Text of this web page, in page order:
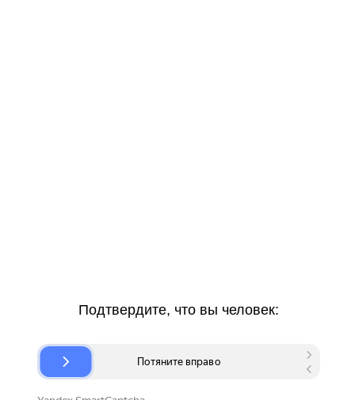
Подтвердите, что вы человек: